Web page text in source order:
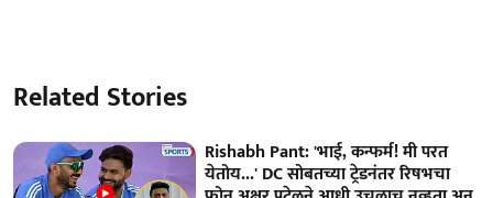
Related Stories
Rishabh Pant: 'भाई, कन्फर्म! मी परत
येतोय...' DC सोबतच्या ट्रेडनंतर रिषभचा